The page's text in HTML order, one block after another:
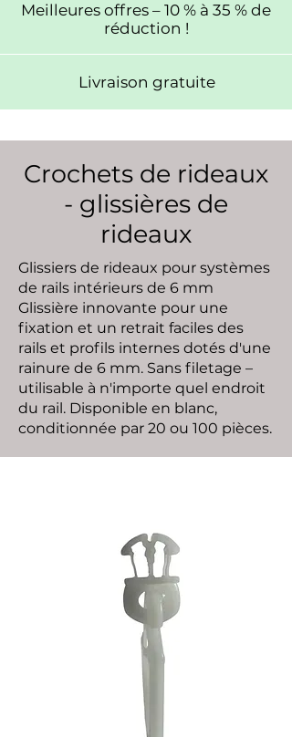
Meilleures offres – 10 % à 35 % de
réduction !
Livraison gratuite
Crochets de rideaux
- glissières de
rideaux
Glissiers de rideaux pour systèmes
de rails intérieurs de 6 mm
Glissière innovante pour une
fixation et un retrait faciles des
rails et profils internes dotés d'une
rainure de 6 mm. Sans filetage –
utilisable à n'importe quel endroit
du rail. Disponible en blanc,
conditionnée par 20 ou 100 pièces.